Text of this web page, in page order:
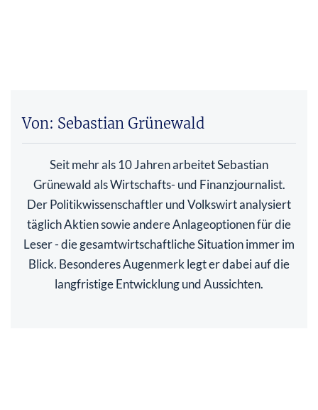
Von: Sebastian Grünewald
Seit mehr als 10 Jahren arbeitet Sebastian
Grünewald als Wirtschafts- und Finanzjournalist.
Der Politikwissenschaftler und Volkswirt analysiert
täglich Aktien sowie andere Anlageoptionen für die
Leser - die gesamtwirtschaftliche Situation immer im
Blick. Besonderes Augenmerk legt er dabei auf die
langfristige Entwicklung und Aussichten.